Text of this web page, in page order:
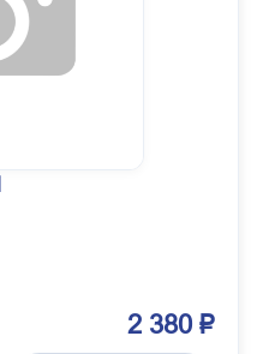
2 380 ₽